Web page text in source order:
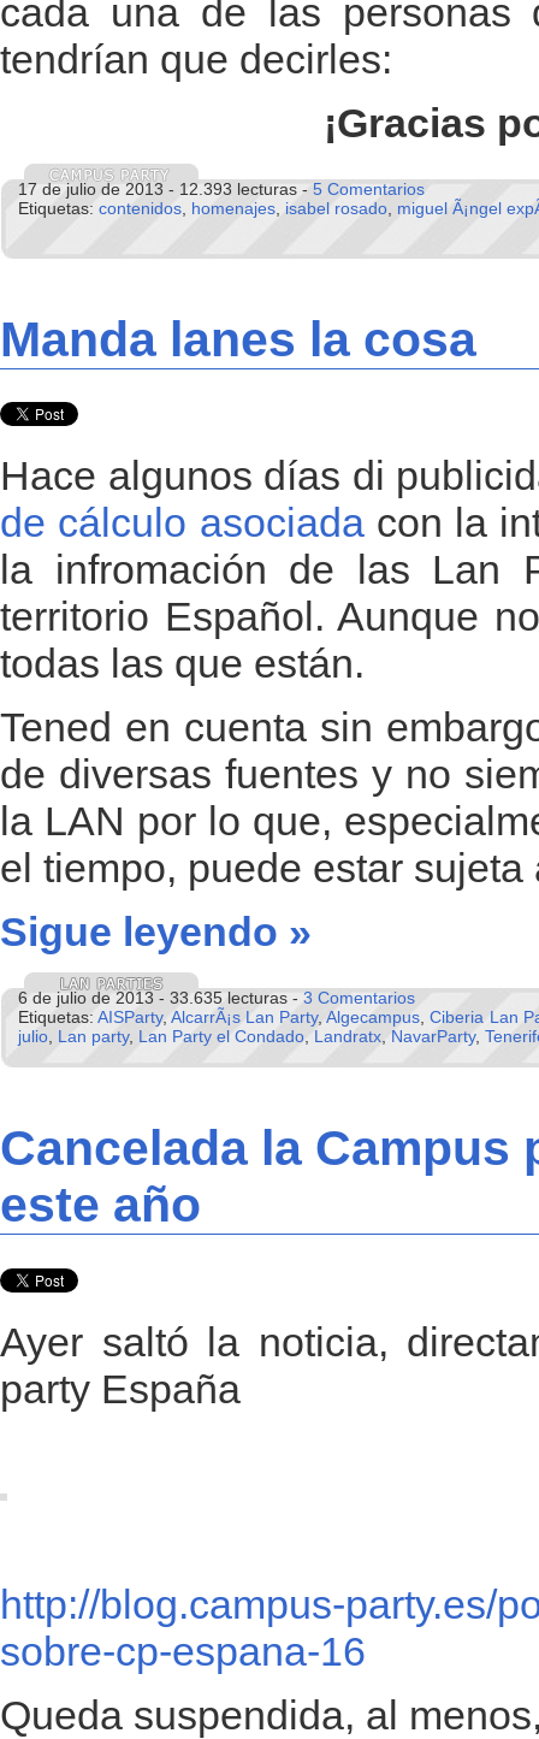
cada una de las personas
tendrían que decirles:
¡Gracias
17 de julio de 2013 - 12.393 lecturas - 5 Comentarios
Etiquetas: contenidos homenajes isabel rosado miguel Ã¡ngel
Manda lanes la cosa
Hace algunos días di
de cálculo asociadacon la
la infromación de las Lan
territorio Español. Aunque
todas las que están.
Tened en cuenta sin
de diversas fuentes y no
la LAN por lo que,
el tiempo, puede estar sujeta
Sigue leyendo »
6 de julio de 2013 - 33.635 lecturas - 3 Comentarios
Etiquetas:AISParty,AlcarrÃ¡s Lan Party,Algecampus,Ciberia Lan
julio, Lan party, Lan Party el Condado, Landratx, NavarParty,
Cancelada la
este año
Ayer saltó la noticia,
party España
http://blog.campus-party.es/
sobre-cp-espana-16
Queda suspendida, al